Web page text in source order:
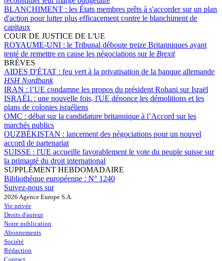
BLANCHIMENT : les États membres prêts à s'accorder sur un plan
d'action pour lutter plus efficacement contre le blanchiment de
capitaux
COUR DE JUSTICE DE L'UE
ROYAUME-UNI : le Tribunal déboute treize Britanniques ayant
tenté de remettre en cause les négociations sur le Brexit
BRÈVES
AIDES D'ÉTAT : feu vert à la privatisation de la banque allemande
HSH Nordbank
IRAN : l’UE condamne les propos du président Rohani sur Israël
ISRAËL : une nouvelle fois, l'UE dénonce les démolitions et les
plans de colonies israéliens
OMC : débat sur la candidature britannique à l’Accord sur les
marchés publics
OUZBÉKISTAN : lancement des négociations pour un nouvel
accord de partenariat
SUISSE : l'UE accueille favorablement le vote du peuple suisse sur
la primauté du droit international
SUPPLÉMENT HEBDOMADAIRE
Bibliothèque européenne : N° 1240
Suivez-nous sur
2026 Agence Europe S.A.
Vie privée
Droits d'auteur
Notre publication
Abonnements
Société
Rédaction
Contact